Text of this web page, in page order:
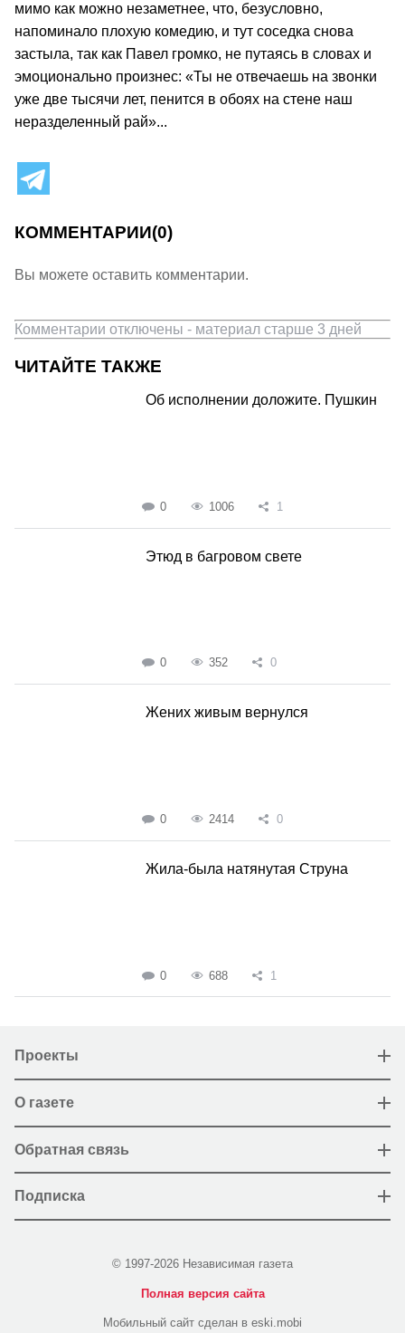
мимо как можно незаметнее, что, безусловно,
напоминало плохую комедию, и тут соседка снова
застыла, так как Павел громко, не путаясь в словах и
эмоционально произнес: «Ты не отвечаешь на звонки
уже две тысячи лет, пенится в обоях на стене наш
неразделенный рай»...
КОММЕНТАРИИ(0)
Вы можете оставить комментарии.
Комментарии отключены - материал старше 3 дней
ЧИТАЙТЕ ТАКЖЕ
Об исполнении доложите. Пушкин
0 1006 1
Этюд в багровом свете
0 352 0
Жених живым вернулся
0 2414 0
Жила-была натянутая Струна
0 688 1
Проекты
О газете
Обратная связь
Подписка
© 1997-2026 Независимая газета
Полная версия сайта
Мобильный сайт сделан в eski.mobi